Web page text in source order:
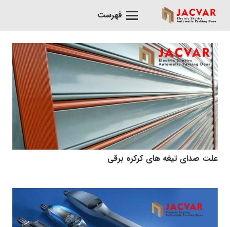
فهرست
علت صدای تیغه های کرکره برقی